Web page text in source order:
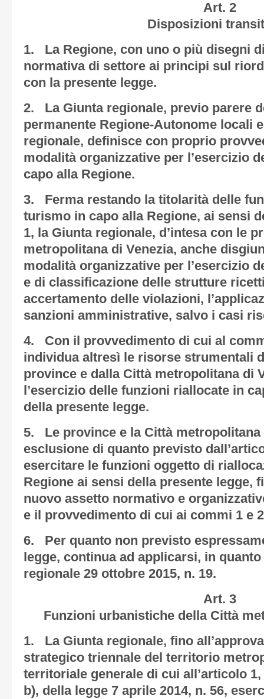
Art. 2
Disposizioni
1. La Regione, con uno o più disegni
normativa di settore ai principi sul
con la presente legge.
2. La Giunta regionale, previo parere
permanente Regione-Autonome locali
regionale, definisce con proprio
modalità organizzative per l’esercizio
capo alla Regione.
3. Ferma restando la titolarità delle
turismo in capo alla Regione, ai sensi
1, la Giunta regionale, d’intesa con le
metropolitana di Venezia, anche
modalità organizzative per l’esercizio
e di classificazione delle strutture
accertamento delle violazioni,
sanzioni amministrative, salvo i casi
4. Con il provvedimento di cui al
individua altresì le risorse strumentali
province e dalla Città metropolitana di
l’esercizio delle funzioni riallocate in
della presente legge.
5. Le province e la Città metropolitana
esclusione di quanto previsto
esercitare le funzioni oggetto di
Regione ai sensi della presente legge,
nuovo assetto normativo e
e il provvedimento di cui ai commi 1 e
6. Per quanto non previsto
legge, continua ad applicarsi, in
regionale 29 ottobre 2015, n. 19.
Art. 3
Funzioni urbanistiche della Città
1. La Giunta regionale, fino
strategico triennale del territorio
territoriale generale di cui all’articolo
b), della legge 7 aprile 2014, n. 56,